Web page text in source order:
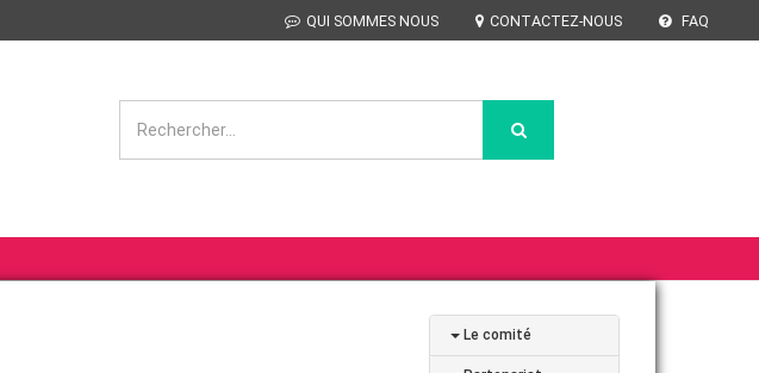
QUI SOMMES NOUS CONTACTEZ-NOUS FAQ
Le comité